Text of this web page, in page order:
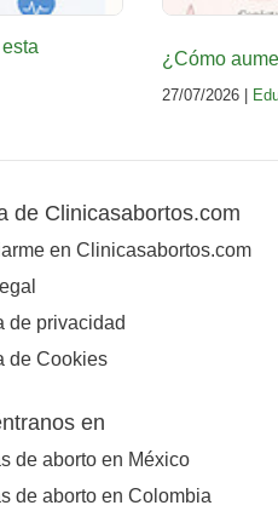
¿Cómo
27/07/2026 |
de Clinicasabortos.com
en Clinicasabortos.com
de privacidad
de Cookies
en
de aborto en México
de aborto en Colombia